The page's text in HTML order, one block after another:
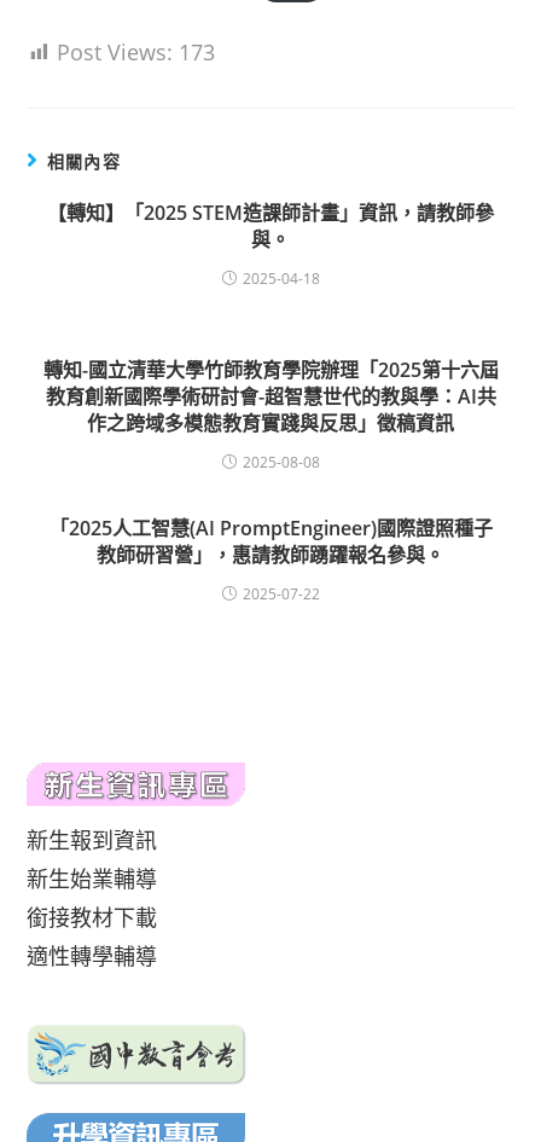
Post Views: 173
相關內容
【轉知】「2025 STEM造課師計畫」資訊，請教師參
與。
2025-04-18
轉知-國立清華大學竹師教育學院辦理「2025第十六屆
教育創新國際學術研討會-超智慧世代的教與學：AI共
作之跨域多模態教育實踐與反思」徵稿資訊
2025-08-08
「2025人工智慧(AI PromptEngineer)國際證照種子
教師研習營」，惠請教師踴躍報名參與。
2025-07-22
新生報到資訊
新生始業輔導
銜接教材下載
適性轉學輔導